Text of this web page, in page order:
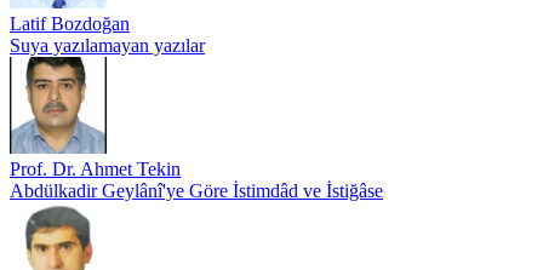
Latif Bozdoğan
Suya yazılamayan yazılar
Prof. Dr. Ahmet Tekin
Abdülkadir Geylânî'ye Göre İstimdâd ve İstiğâse